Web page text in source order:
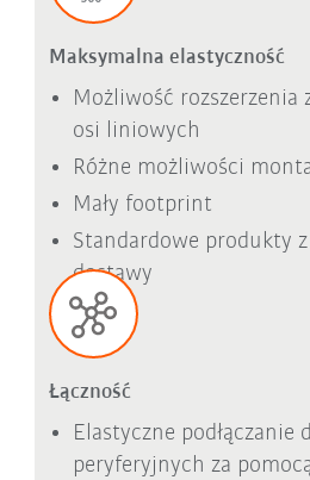
Maksymalna elastyczność
Możliwość rozszerzenia
osi liniowych
Różne możliwości
Mały footprint
Standardowe produkty
dostawy
Łączność
Elastyczne podłączanie
peryferyjnych za